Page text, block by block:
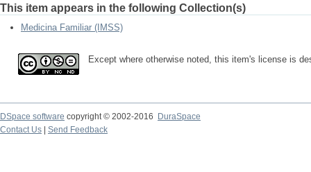
This item appears in the following Collection(s)
Medicina Familiar (IMSS)
Except where otherwise noted, this item's license is
DSpace software copyright © 2002-2016
DuraSpace
Contact Us
Send Feedback